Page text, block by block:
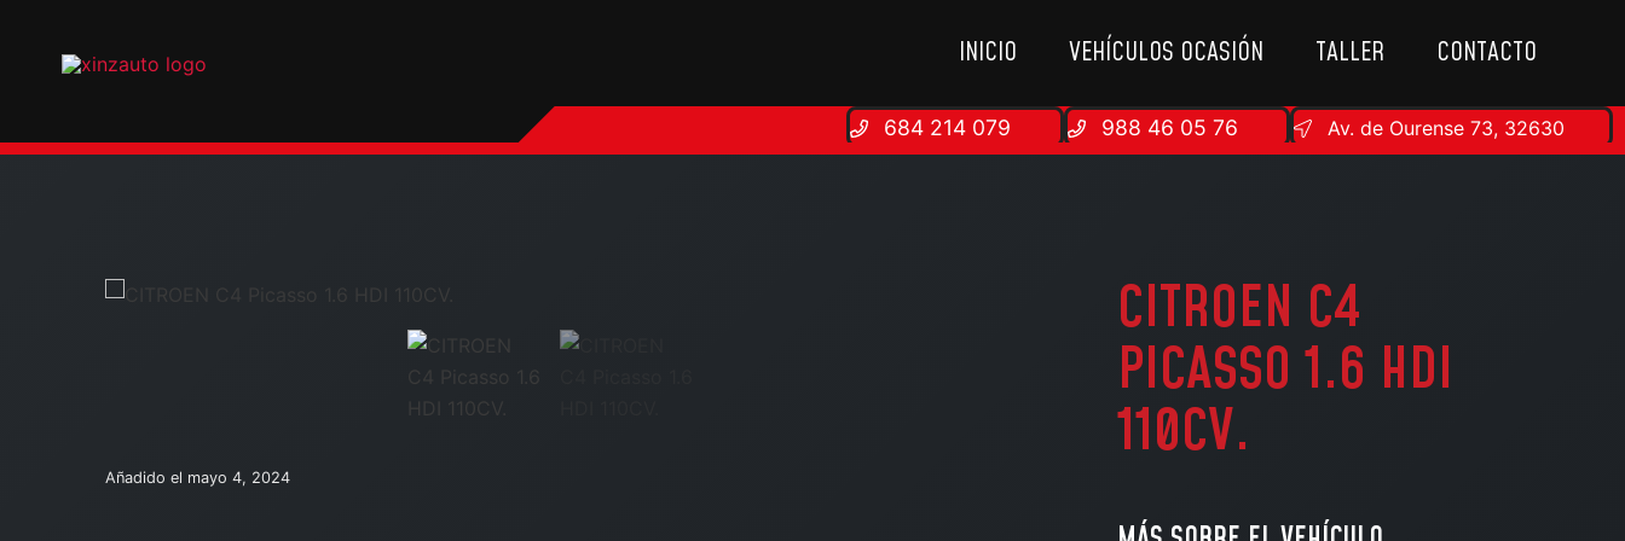
contenido
INICIO VEHÍCULOS OCASIÓN TALLER CONTACTO
684 214 079 988 46 05 76 Av. de Ourense 73, 32630
Añadido el mayo 4, 2024
CITROEN C4
PICASSO 1.6 HDI
110CV.